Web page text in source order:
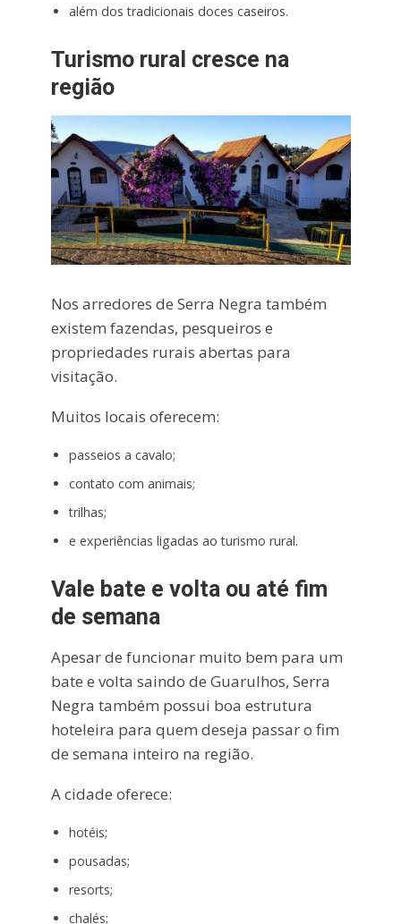
além dos tradicionais doces caseiros.
Turismo rural cresce na
região
Nos arredores de Serra Negra também
existem fazendas, pesqueiros e
propriedades rurais abertas para
visitação.
Muitos locais oferecem:
passeios a cavalo;
contato com animais;
trilhas;
e experiências ligadas ao turismo rural.
Vale bate e volta ou até fim
de semana
Apesar de funcionar muito bem para um
bate e volta saindo de Guarulhos, Serra
Negra também possui boa estrutura
hoteleira para quem deseja passar o fim
de semana inteiro na região.
A cidade oferece:
hotéis;
pousadas;
resorts;
chalés;